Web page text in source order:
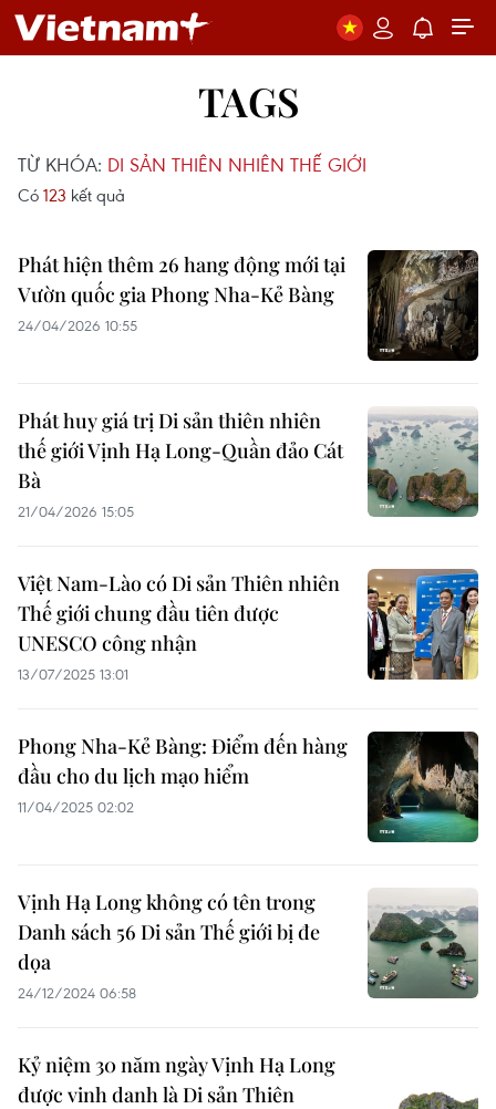
TAGS
TỪ KHÓA: DI SẢN THIÊN NHIÊN THẾ GIỚI
Có 123 kết quả
Phát hiện thêm 26 hang động mới tại
Vườn quốc gia Phong Nha-Kẻ Bàng
24/04/2026 10:55
Phát huy giá trị Di sản thiên nhiên
thế giới Vịnh Hạ Long-Quần đảo Cát
Bà
21/04/2026 15:05
Việt Nam-Lào có Di sản Thiên nhiên
Thế giới chung đầu tiên được
UNESCO công nhận
13/07/2025 13:01
Phong Nha-Kẻ Bàng: Điểm đến hàng
đầu cho du lịch mạo hiểm
11/04/2025 02:02
Vịnh Hạ Long không có tên trong
Danh sách 56 Di sản Thế giới bị đe
dọa
24/12/2024 06:58
Kỷ niệm 30 năm ngày Vịnh Hạ Long
được vinh danh là Di sản Thiên